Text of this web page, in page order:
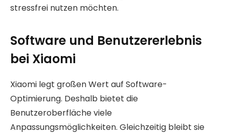
stressfrei nutzen möchten.
Software und Benutzererlebnis
bei Xiaomi
Xiaomi legt großen Wert auf Software-
Optimierung. Deshalb bietet die
Benutzeroberfläche viele
Anpassungsmöglichkeiten. Gleichzeitig bleibt sie